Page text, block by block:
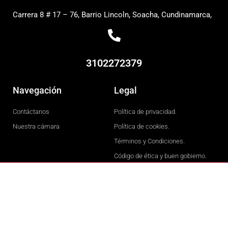
Carrera 8 # 17 – 76, Barrio Lincoln, Soacha, Cundinamarca,
3102272379
Navegación
Contáctanos
Nuestra cámara
Legal
Política de privacidad.
Política de cookies.
Términos y Condiciones.
Código de ética y buen gobierno.